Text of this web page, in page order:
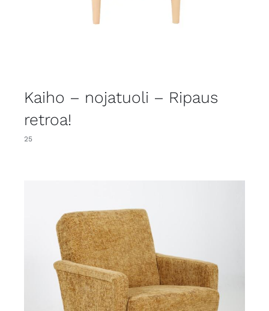
Kaiho – nojatuoli – Ripaus
retroa!
25